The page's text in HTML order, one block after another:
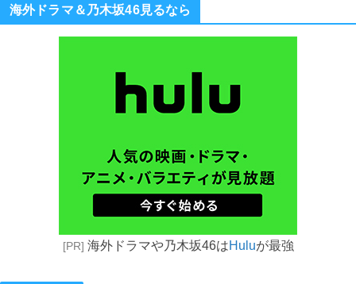
海外ドラマ＆乃木坂46見るなら
[PR] 海外ドラマや乃木坂46はHuluが最強